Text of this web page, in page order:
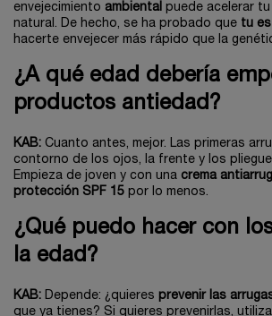
envejecimiento ambiental puede acelerar
natural. De hecho, se ha probado que tu
hacerte envejecer más rápido que la
¿A qué edad debería
productos antiedad?
KAB: Cuanto antes, mejor. Las primeras
contorno de los ojos, la frente y los
Empieza de joven y con una crema
protección SPF 15 por lo menos.
¿Qué puedo hacer con
la edad?
KAB: Depende: ¿quieres prevenir las
que ya tienes? Si quieres prevenirlas,